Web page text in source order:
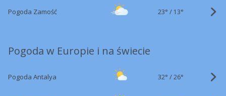
Pogoda Zamość 23° / 13°
Pogoda w Europie i na świecie
Pogoda Antalya 32° /26°